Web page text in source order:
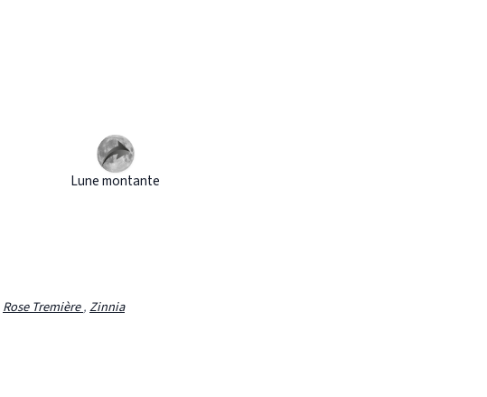
Lune montante
Rose Tremière,Zinnia